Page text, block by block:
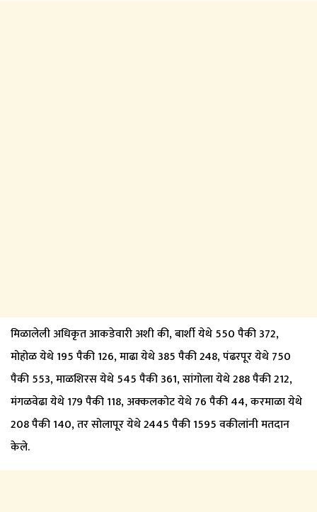
मिळालेली अधिकृत आकडेवारी अशी की, बार्शी येथे 550 पैकी 372,
मोहोळ येथे 195 पैकी 126, माढा येथे 385 पैकी 248, पंढरपूर येथे 750
पैकी 553, माळशिरस येथे 545 पैकी 361, सांगोला येथे 288 पैकी 212,
मंगळवेढा येथे 179 पैकी 118, अक्कलकोट येथे 76 पैकी 44, करमाळा येथे
208 पैकी 140, तर सोलापूर येथे 2445 पैकी 1595 वकीलांनी मतदान
केले.